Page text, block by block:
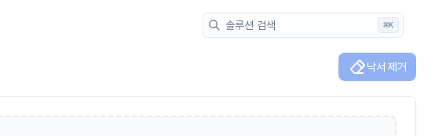
솔루션 검색 ⌘K
낙서 제거